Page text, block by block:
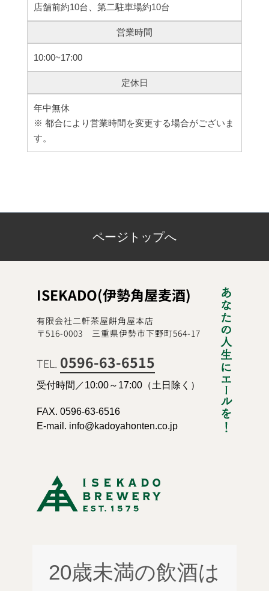
店舗前約10台、第二駐車場約10台
営業時間
10:00~17:00
定休日
年中無休
※ 都合により営業時間を変更する場合がございま
す。
ページトップへ
ISEKADO(伊勢角屋麦酒)
有限会社二軒茶屋餅角屋本店
〒516-0003 三重県伊勢市下野町564-17
TEL. 0596-63-6515
受付時間／10:00～17:00（土日除く）
FAX. 0596-63-6516
E-mail. info@kadoyahonten.co.jp
20歳未満の飲酒は